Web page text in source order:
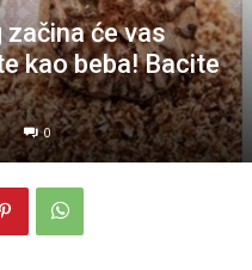
začina će vas
kao beba! Bacite
0